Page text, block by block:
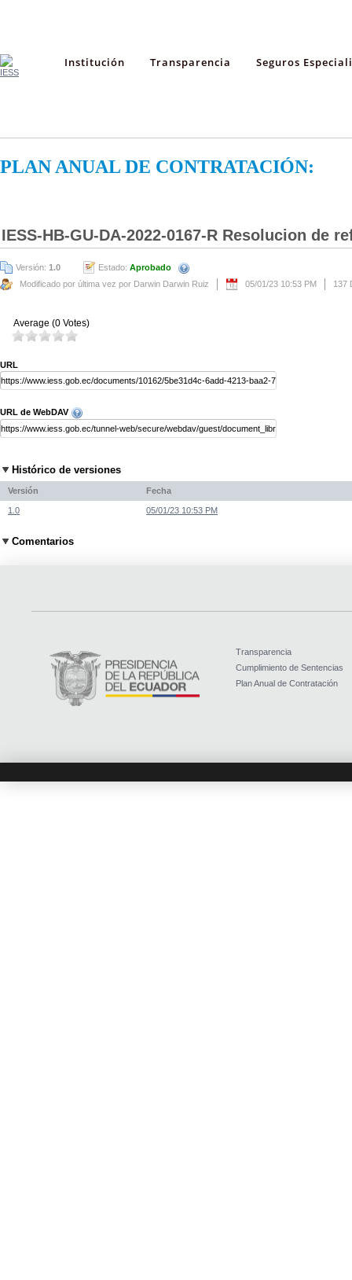
Institución Transparencia Seguros
PLAN ANUAL DE CONTRATACIÓN:
IESS-HB-GU-DA-2022-0167-R Resolucion de
Versión: 1.0 Estado: Aprobado
Modificado por última vez por Darwin Darwin Ruiz
05/01/23 10:53 PM 137
Average (0 Votes)
URL
URL de WebDAV
Histórico de versiones
Versión Fecha
1.0 05/01/23 10:53 PM
Comentarios
Transparencia
Cumplimiento de Sentencias
Plan Anual de Contratación